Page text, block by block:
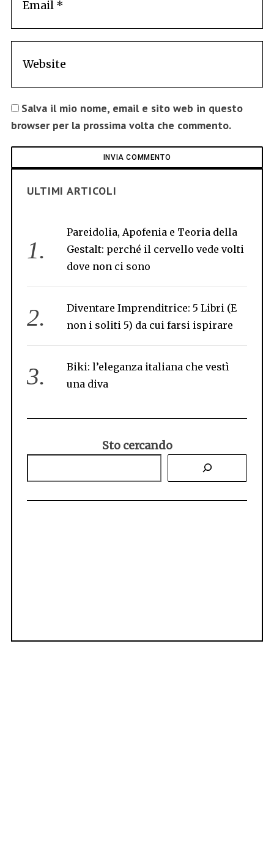
Salva il mio nome, email e sito web in questo
browser per la prossima volta che commento.
ULTIMI ARTICOLI
Pareidolia, Apofenia e Teoria della
Gestalt: perché il cervello vede volti
dove non ci sono
Diventare Imprenditrice: 5 Libri (E
non i soliti 5) da cui farsi ispirare
Biki: l’eleganza italiana che vestì
una diva
Sto cercando